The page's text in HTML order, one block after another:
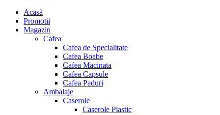
Menu
Acasă
Promotii
Magazin
Cafea
Cafea de Specialitate
Cafea Boabe
Cafea Macinata
Cafea Capsule
Cafea Paduri
Ambalaje
Caserole
Caserole Plastic